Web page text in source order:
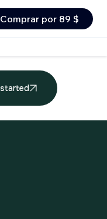
Comprar por 89 $